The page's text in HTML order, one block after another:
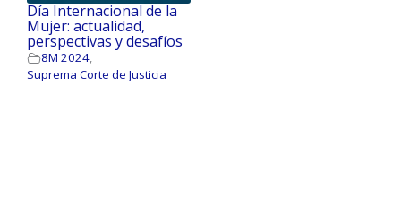
Día Internacional de la
Mujer: actualidad,
perspectivas y desafíos
8M 2024,
Suprema Corte de Justicia